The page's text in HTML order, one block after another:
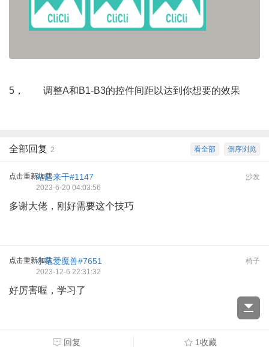
5， 调整A和B1-B3的控件间距以达到你想要的效果
倒序浏览
看全部
全部回复 2
点击重新加载 沙发
站起来干#1147
2023-6-20 04:03:56
多谢大佬，刚好需要这个技巧
点击重新加载 椅子
小范爱魔兽#7651
2023-12-6 22:31:32
好厉害喔，学习了
回复 1收藏